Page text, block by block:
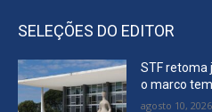
SELEÇÕES DO EDITOR
STF retoma
o marco
agosto 10, 2026